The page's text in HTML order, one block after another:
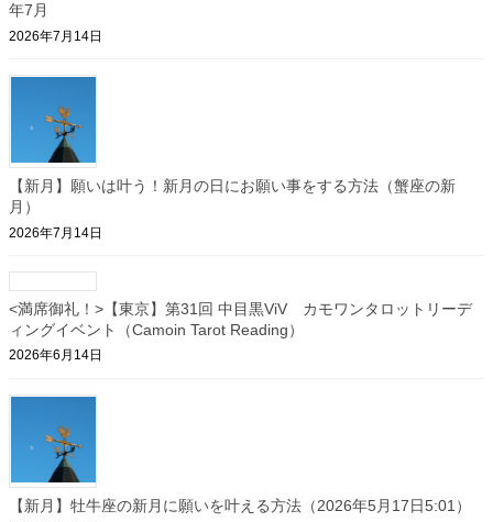
年7月
2026年7月14日
【新月】願いは叶う！新月の日にお願い事をする方法（蟹座の新
月）
2026年7月14日
<満席御礼！>【東京】第31回 中目黒ViV カモワンタロットリーデ
ィングイベント（Camoin Tarot Reading）
2026年6月14日
【新月】牡牛座の新月に願いを叶える方法（2026年5月17日5:01）